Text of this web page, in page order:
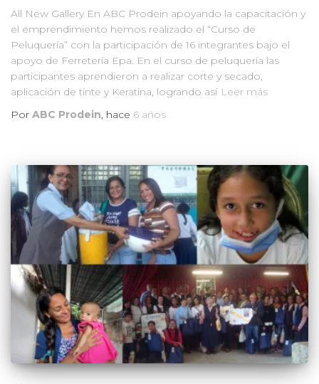
All New Gallery En ABC Prodein apoyando la capacitación y
el emprendimiento hemos realizado el “Curso de
Peluquería” con la participación de 16 integrantes bajo el
apoyo de Ferretería Epa. En el curso de peluquería las
participantes aprendieron a realizar corte y secado,
aplicación de tinte y Keratina, logrando así Leer más
Por ABC Prodein, hace 6 años